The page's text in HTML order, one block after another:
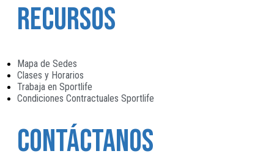
Recursos
Mapa de Sedes
Clases y Horarios
Trabaja en Sportlife
Condiciones Contractuales Sportlife
Contáctanos